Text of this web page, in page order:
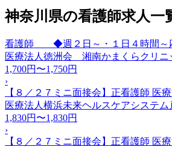
神奈川県の看護師求人一
看護師 ◆週２日～・１日４時間～
医療法人徳洲会 湘南かまくらクリニ
1,700円〜1,750円
›
【８／２７ミニ面接会】正看護師 医
医療法人横浜未来ヘルスケアシステ
1,830円〜1,830円
›
【８／２７ミニ面接会】正看護師 医